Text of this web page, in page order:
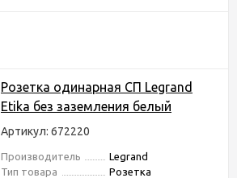
Розетка одинарная СП Legrand
Etika без заземления белый
Артикул: 672220
Производитель
Legrand
Тип товара
Розетка